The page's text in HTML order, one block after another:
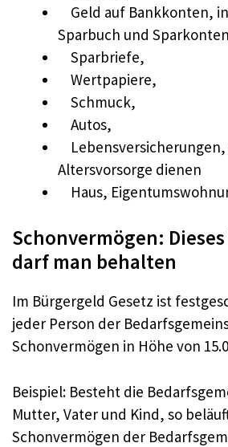
Geld auf Bankkonten,
Sparbuch und Sparkonten
Sparbriefe,
Wertpapiere,
Schmuck,
Autos,
Altersvorsorge dienen
Haus,
Schonvermögen:
darf man behalten
Im Bürgergeld Gesetz ist
jeder Person der
Schonvermögen in Höhe von
Beispiel: Besteht die
Mutter, Vater und Kind, so
Schonvermögen der